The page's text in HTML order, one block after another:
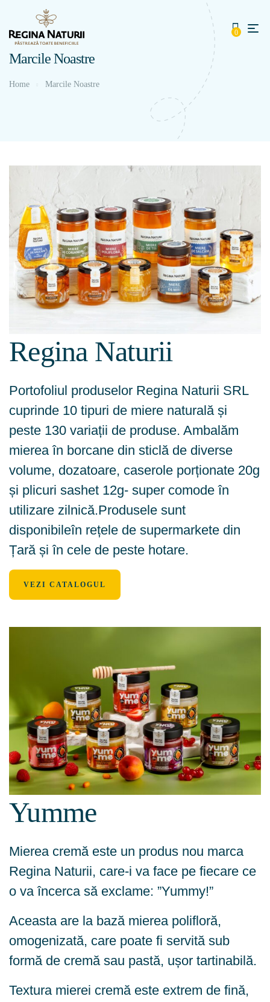
0
Marcile Noastre
Home Marcile Noastre
Regina Naturii
Portofoliul produselor Regina Naturii SRL
cuprinde 10 tipuri de miere naturală și
peste 130 variații de produse. Ambalăm
mierea în borcane din sticlă de diverse
volume, dozatoare, caserole porționate 20g
și plicuri sashet 12g- super comode în
utilizare zilnică.Produsele sunt
disponibileîn rețele de supermarkete din
Țară și în cele de peste hotare.
VEZI CATALOGUL
Yumme
Mierea cremă este un produs nou marca
Regina Naturii, care-i va face pe fiecare ce
o va încerca să exclame: ”Yummy!”
Aceasta are la bază mierea polifloră,
omogenizată, care poate fi servită sub
formă de cremă sau pastă, ușor tartinabilă.
Textura mierei cremă este extrem de fină,